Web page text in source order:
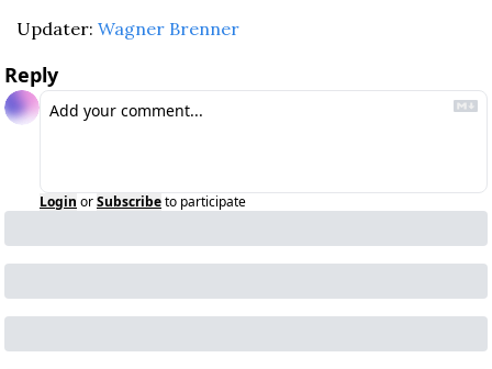
Updater: Wagner Brenner
Reply
Login orSubscribeto participate